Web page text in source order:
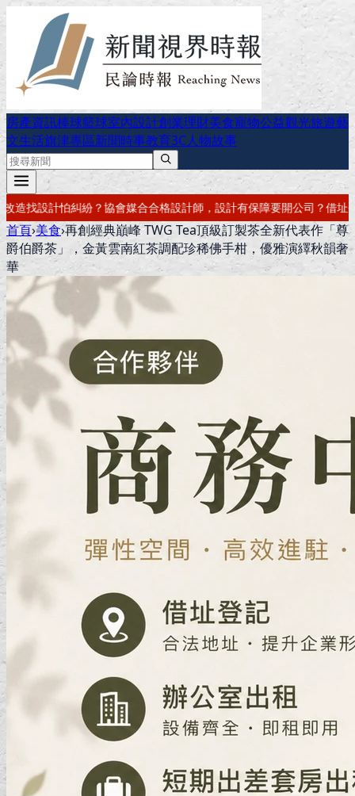
房產資訊棒球籃球室內設計創業理財美食寵物公益觀光旅遊藝
文生活旗津專區新聞時事教育3C人物故事
設計有保障要開公司？借址登記・公司設立・工商登記一次辦好記帳
首頁›美食›再創經典巔峰 TWG Tea頂級訂製茶全新代表作「尊
爵伯爵茶」，金黃雲南紅茶調配珍稀佛手柑，優雅演繹秋韻奢
華